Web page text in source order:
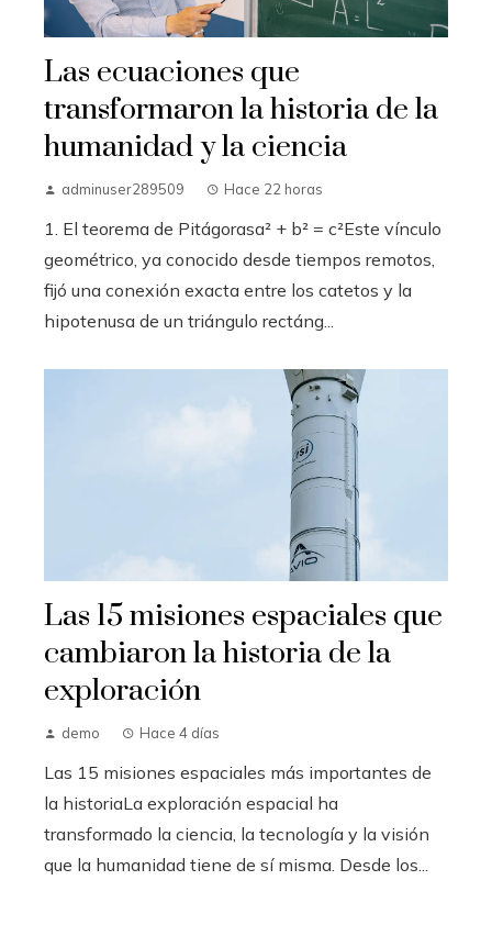
Las ecuaciones que
transformaron la historia de la
humanidad y la ciencia
adminuser289509 Hace 22 horas
1. El teorema de Pitágorasa² + b² = c²Este vínculo
geométrico, ya conocido desde tiempos remotos,
fijó una conexión exacta entre los catetos y la
hipotenusa de un triángulo rectáng...
Las 15 misiones espaciales que
cambiaron la historia de la
exploración
demo Hace 4 días
Las 15 misiones espaciales más importantes de
la historiaLa exploración espacial ha
transformado la ciencia, la tecnología y la visión
que la humanidad tiene de sí misma. Desde los...